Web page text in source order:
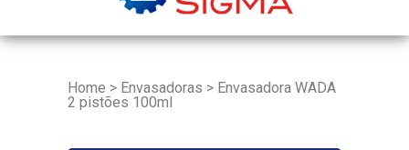
Home > Envasadoras > Envasadora WADA
2 pistões 100ml